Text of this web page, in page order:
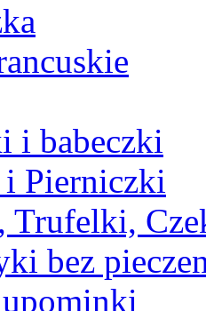
i babeczki
Pierniczki
Trufelki,
bez
upominki